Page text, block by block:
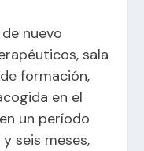
nuevo
sala
formación,
en el
un período
seis meses,